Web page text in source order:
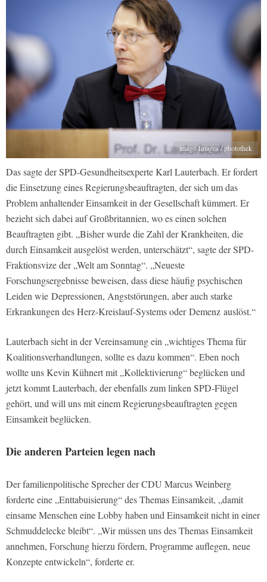
imago Images / photothek
Das sagte der SPD-Gesundheitsexperte Karl Lauterbach. Er fordert
die Einsetzung eines Regierungsbeauftragten, der sich um das
Problem anhaltender Einsamkeit in der Gesellschaft kümmert. Er
bezieht sich dabei auf Großbritannien, wo es einen solchen
Beauftragten gibt. „Bisher wurde die Zahl der Krankheiten, die
durch Einsamkeit ausgelöst werden, unterschätzt“, sagte der SPD-
Fraktionsvize der „Welt am Sonntag“. „Neueste
Forschungsergebnisse beweisen, dass diese häufig psychischen
Leiden wie Depressionen, Angststörungen, aber auch starke
Erkrankungen des Herz-Kreislauf-Systems oder Demenz auslöst.“
Lauterbach sieht in der Vereinsamung ein „wichtiges Thema für
Koalitionsverhandlungen, sollte es dazu kommen“. Eben noch
wollte uns Kevin Kühnert mit „Kollektivierung“ beglücken und
jetzt kommt Lauterbach, der ebenfalls zum linken SPD-Flügel
gehört, und will uns mit einem Regierungsbeauftragten gegen
Einsamkeit beglücken.
Die anderen Parteien legen nach
Der familienpolitische Sprecher der CDU Marcus Weinberg
forderte eine „Enttabuisierung“ des Themas Einsamkeit, „damit
einsame Menschen eine Lobby haben und Einsamkeit nicht in einer
Schmuddelecke bleibt“. „Wir müssen uns des Themas Einsamkeit
annehmen, Forschung hierzu fördern, Programme auflegen, neue
Konzepte entwickeln“, forderte er.